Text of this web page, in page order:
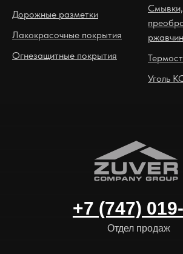
Дорожные разметки
Лакокрасочные покрытия
Огнезащитные покрытия
Смывки,
Уголь
+7 (747)
Отдел продаж